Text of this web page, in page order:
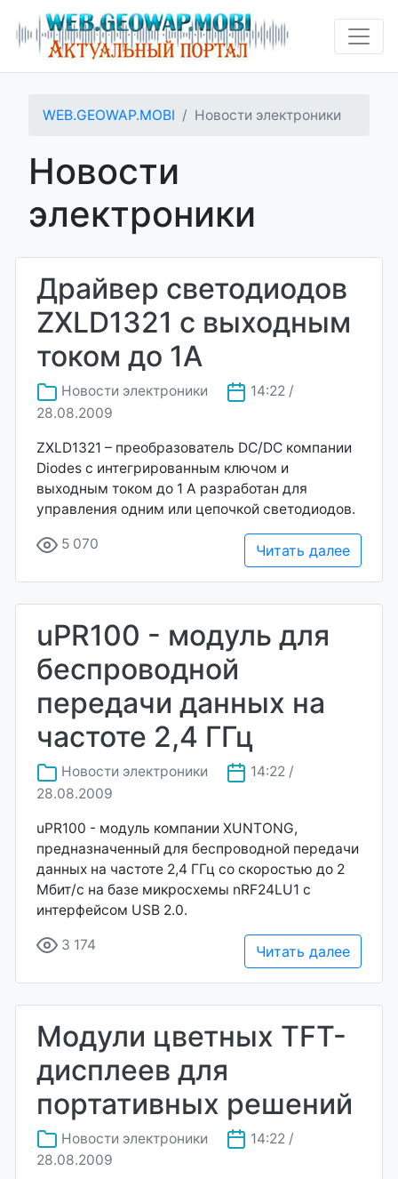
WEB.GEOWAP.MOBI Новости электроники
Новости
электроники
Драйвер светодиодов
ZXLD1321 с выходным
током до 1А
Новости электроники
14:22 /
28.08.2009
ZXLD1321 – преобразователь DC/DC компании
Diodes с интегрированным ключом и
выходным током до 1 А разработан для
управления одним или цепочкой светодиодов.
5 070 Читать далее
uPR100 - модуль для
беспроводной
передачи данных на
частоте 2,4 ГГц
Новости электроники
14:22 /
28.08.2009
uPR100 - модуль компании XUNTONG,
предназначенный для беспроводной передачи
данных на частоте 2,4 ГГц со скоростью до 2
Мбит/с на базе микросхемы nRF24LU1 с
интерфейсом USB 2.0.
3 174 Читать далее
Модули цветных TFT-
дисплеев для
портативных решений
Новости электроники
14:22 /
28.08.2009